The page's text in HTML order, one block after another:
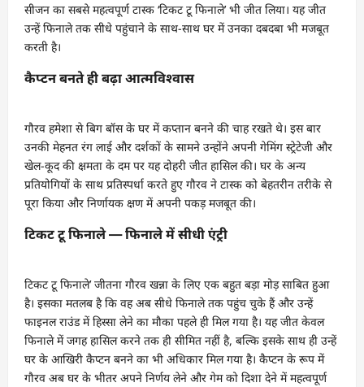
सीजन का सबसे महत्वपूर्ण टास्क ‘टिकट टू फिनाले’ भी जीत लिया। यह जीत
उन्हें फिनाले तक सीधे पहुंचाने के साथ-साथ घर में उनका दबदबा भी मजबूत
करती है।
कैप्टन बनते ही बढ़ा आत्मविश्वास
गौरव हमेशा से बिग बॉस के घर में कप्तान बनने की चाह रखते थे। इस बार
उनकी मेहनत रंग लाई और दर्शकों के सामने उन्होंने अपनी गेमिंग स्ट्रेटेजी और
खेल-कूद की क्षमता के दम पर यह दोहरी जीत हासिल की। घर के अन्य
प्रतियोगियों के साथ प्रतिस्पर्धा करते हुए गौरव ने टास्क को बेहतरीन तरीके से
पूरा किया और निर्णायक क्षण में अपनी पकड़ मजबूत की।
टिकट टू फिनाले — फिनाले में सीधी एंट्री
टिकट टू फिनाले’ जीतना गौरव खन्ना के लिए एक बहुत बड़ा मोड़ साबित हुआ
है। इसका मतलब है कि वह अब सीधे फिनाले तक पहुंच चुके हैं और उन्हें
फाइनल राउंड में हिस्सा लेने का मौका पहले ही मिल गया है। यह जीत केवल
फिनाले में जगह हासिल करने तक ही सीमित नहीं है, बल्कि इसके साथ ही उन्हें
घर के आखिरी कैप्टन बनने का भी अधिकार मिल गया है। कैप्टन के रूप में
गौरव अब घर के भीतर अपने निर्णय लेने और गेम को दिशा देने में महत्वपूर्ण